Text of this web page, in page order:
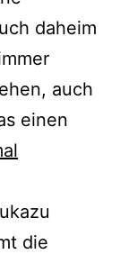
daheim
auch
einen
die